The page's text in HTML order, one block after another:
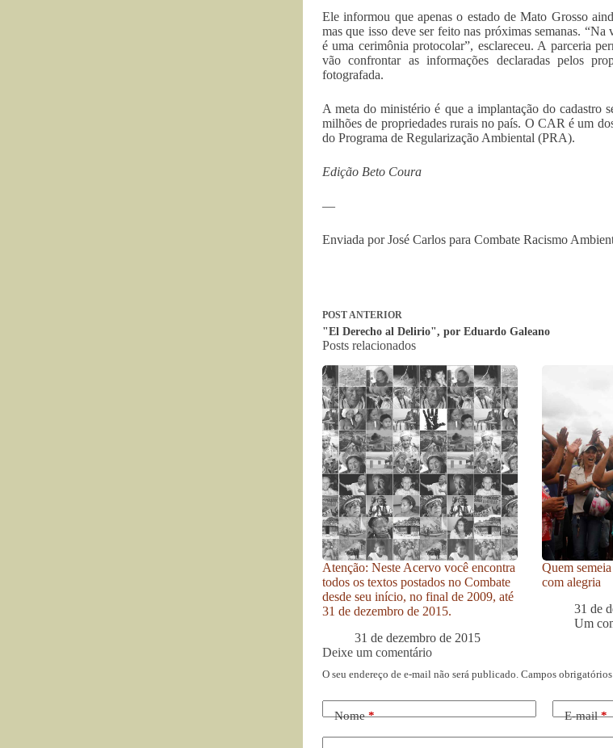
Ele informou que apenas o estado de Mato Grosso
mas que isso deve ser feito nas próximas semanas.
é uma cerimônia protocolar”, esclareceu. A parceria
vão confrontar as informações declaradas pelos
fotografada.
A meta do ministério é que a implantação do cadastro
milhões de propriedades rurais no país. O CAR é um
do Programa de Regularização Ambiental (PRA).
Edição Beto Coura
—
Enviada por José Carlos para Combate Racismo
POSTANTERIOR
"El Derecho al Delirio", por Eduardo Galeano
Posts relacionados
Atenção: Neste Acervo você encontra
todos os textos postados no Combate
desde seu início, no final de 2009, até
31 de dezembro de 2015.
31 de dezembro de 2015
Quem
com alegria
31 de
Um
Deixe um comentário
O seu endereço de e-mail não será publicado. Campos
Nome* E-mail*